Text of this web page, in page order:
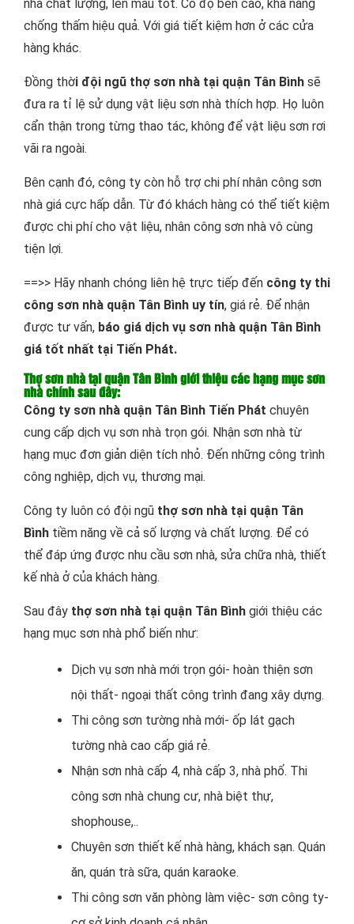
nhà chất lượng, lên màu tốt. Có độ bền cao, khả năng
chống thấm hiệu quả. Với giá tiết kiệm hơn ở các cửa
hàng khác.
Đồng thời đội ngũ thợ sơn nhà tại quận Tân Bình sẽ
đưa ra tỉ lệ sử dụng vật liệu sơn nhà thích hợp. Họ luôn
cẩn thận trong từng thao tác, không để vật liệu sơn rơi
vãi ra ngoài.
Bên cạnh đó, công ty còn hỗ trợ chi phí nhân công sơn
nhà giá cực hấp dẫn. Từ đó khách hàng có thể tiết kiệm
được chi phí cho vật liệu, nhân công sơn nhà vô cùng
tiện lợi.
==>> Hãy nhanh chóng liên hệ trực tiếp đến công ty thi
công sơn nhà quận Tân Bình uy tín, giá rẻ. Để nhận
được tư vấn, báo giá dịch vụ sơn nhà quận Tân Bình
giá tốt nhất tại Tiến Phát.
Thợ sơn nhà tại quận Tân Bình giới thiệu các hạng mục sơn
nhà chính sau đây:
Công ty sơn nhà quận Tân Bình Tiến Phát chuyên
cung cấp dịch vụ sơn nhà trọn gói. Nhận sơn nhà từ
hạng mục đơn giản diện tích nhỏ. Đến những công trình
công nghiệp, dịch vụ, thương mại.
Công ty luôn có đội ngũ thợ sơn nhà tại quận Tân
Bình tiềm năng về cả số lượng và chất lượng. Để có
thể đáp ứng được nhu cầu sơn nhà, sửa chữa nhà, thiết
kế nhà ở của khách hàng.
Sau đây thợ sơn nhà tại quận Tân Bình giới thiệu các
hạng mục sơn nhà phổ biến như:
Dịch vụ sơn nhà mới trọn gói- hoàn thiện sơn
nội thất- ngoại thất công trình đang xây dựng.
Thi công sơn tường nhà mới- ốp lát gạch
tường nhà cao cấp giá rẻ.
Nhận sơn nhà cấp 4, nhà cấp 3, nhà phố. Thi
công sơn nhà chung cư, nhà biệt thự,
shophouse,..
Chuyên sơn thiết kế nhà hàng, khách sạn. Quán
ăn, quán trà sữa, quán karaoke.
Thi công sơn văn phòng làm việc- sơn công ty-